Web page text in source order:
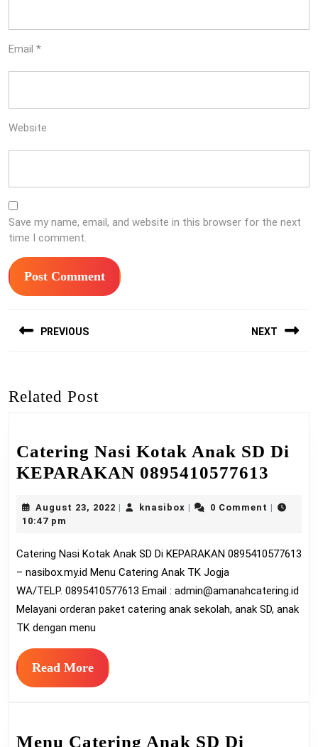
Email *
Website
Save my name, email, and website in this browser for the next
time I comment.
navigation
PREVIOUS NEXT
Related Post
Catering Nasi Kotak Anak SD Di
KEPARAKAN 0895410577613
SD
August 23, 2022 August
| knasiboxknasibox
| 0 Comment |
10:47 pm
Catering Nasi Kotak Anak SD Di KEPARAKAN 0895410577613
– nasibox.my.id Menu Catering Anak TK Jogja
WA/TELP. 0895410577613 Email : admin@amanahcatering.id
Melayani orderan paket catering anak sekolah, anak SD, anak
TK dengan menu
Read MoreRead
More
Menu Catering Anak SD Di